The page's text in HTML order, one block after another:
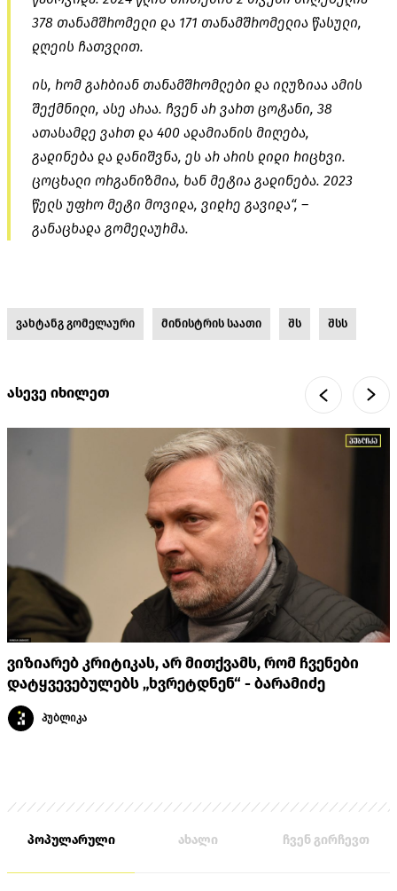
378 თანამშრომელი და 171 თანამშრომელია წასული,
დღეის ჩათვლით.
ის, რომ გარბიან თანამშრომლები და ილუზიაა ამის
შექმნილი, ასე არაა. ჩვენ არ ვართ ცოტანი, 38
ათასამდე ვართ და 400 ადამიანის მიღება,
გადინება და დანიშვნა, ეს არ არის დიდი რიცხვი.
ცოცხალი ორგანიზმია, ხან მეტია გადინება. 2023
წელს უფრო მეტი მოვიდა, ვიდრე გავიდა“, –
განაცხადა გომელაურმა.
ვახტანგ გომელაური მინისტრის საათი შს შსს
ასევე იხილეთ
ვიზიარებ კრიტიკას, არ მითქვამს, რომ ჩვენები
დატყვევებულებს „ხვრეტდნენ“ - ბარამიძე
პუბლიკა
პოპულარული ახალი ჩვენ გირჩევთ